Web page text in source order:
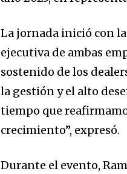
La jornada inició con
ejecutiva de ambas
sostenido de los
la gestión y el alto
tiempo que
crecimiento”, expresó.
Durante el evento,